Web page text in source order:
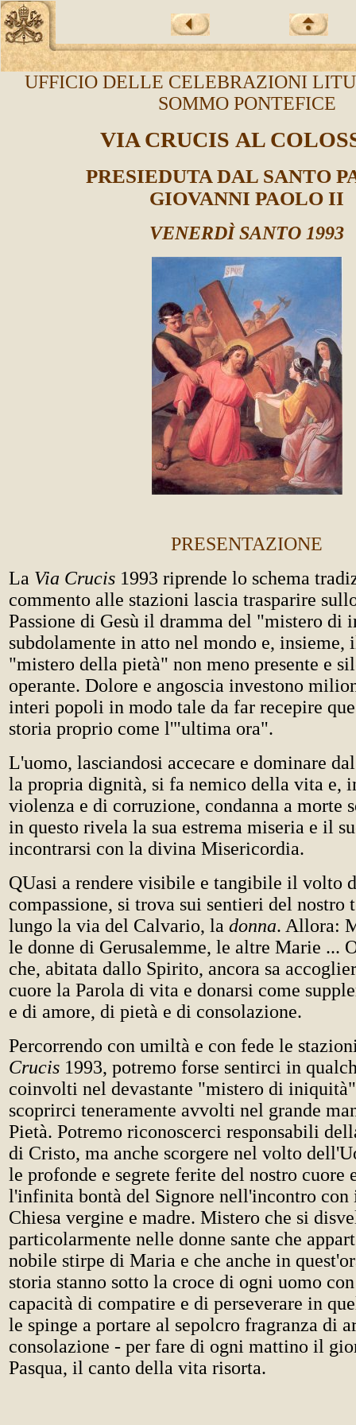
UFFICIO DELLE CELEBRAZIONI
SOMMO PONTEFICE
VIA CRUCIS AL
PRESIEDUTA DAL SANTO
GIOVANNI PAOLO II
VENERDÌ SANTO 1993
PRESENTAZIONE
La Via Crucis 1993 riprende lo schema
commento alle stazioni lascia trasparire
Passione di Gesù il dramma del "mistero di
subdolamente in atto nel mondo e, insieme,
"mistero della pietà" non meno presente e
operante. Dolore e angoscia investono
interi popoli in modo tale da far recepire
storia proprio come l'"ultima ora".
L'uomo, lasciandosi accecare e dominare
la propria dignità, si fa nemico della vita e,
violenza e di corruzione, condanna a morte
in questo rivela la sua estrema miseria e il
incontrarsi con la divina Misericordia.
QUasi a rendere visibile e tangibile il volto
compassione, si trova sui sentieri del nostro
lungo la via del Calvario, la donna. Allora:
le donne di Gerusalemme, le altre Marie ...
che, abitata dallo Spirito, ancora sa
cuore la Parola di vita e donarsi come
e di amore, di pietà e di consolazione.
Percorrendo con umiltà e con fede le
Crucis 1993, potremo forse sentirci in
coinvolti nel devastante "mistero di
scoprirci teneramente avvolti nel grande
Pietà. Potremo riconoscerci responsabili
di Cristo, ma anche scorgere nel volto
le profonde e segrete ferite del nostro cuore
l'infinita bontà del Signore nell'incontro
Chiesa vergine e madre. Mistero che si
particolarmente nelle donne sante che
nobile stirpe di Maria e che anche in
storia stanno sotto la croce di ogni uomo
capacità di compatire e di perseverare in
le spinge a portare al sepolcro fragranza di
consolazione - per fare di ogni mattino il
Pasqua, il canto della vita risorta.